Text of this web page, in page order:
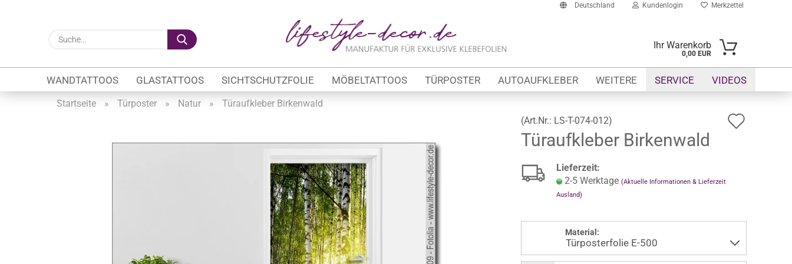
Deutschland
Lieferland
Kundenlogin
E-Mail
Passwort
Konto erstellen
Passwort vergessen?
Merkzettel
Suche...
Ihr Warenkorb
0,00 EUR
WANDTATTOOS GLASTATTOOS SICHTSCHUTZFOLIE MÖBELTATTOOS TÜRPOSTER AUTOAUFKLEBER SERVICE VIDEOS
WEITERE
Firmenlogo
Schaufensterbeschriftung
Sichtschutzfolien Gewerbe
Durchlaufschutz
Startseite » Türposter » Natur »
Türaufkleber Birkenwald
(Art.Nr.: LS-T-074-012)
Türaufkleber Birkenwald
Lieferzeit:
2-5 Werktage (Aktuelle Informationen & Lieferzeit
Ausland)
Material: